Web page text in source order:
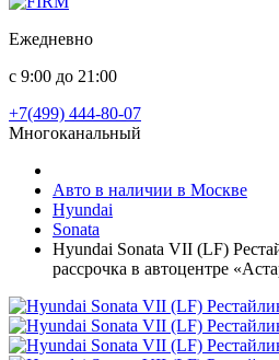
Ежедневно
с 9:00 до 21:00
+7(499) 444-80-07
Многоканальный
Авто в наличии в Москве
Hyundai
Sonata
Hyundai Sonata VII (LF)
рассрочка в автоцентре